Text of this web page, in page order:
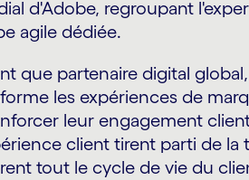
d'Adobe, regroupant
agile dédiée.
que partenaire digital
les expériences de
leur engagement
client tirent parti de
tout le cycle de vie du